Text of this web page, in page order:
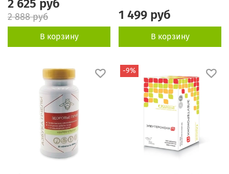
2 625 руб
2 888 руб
В корзину
1 499 руб
В корзину
-9%